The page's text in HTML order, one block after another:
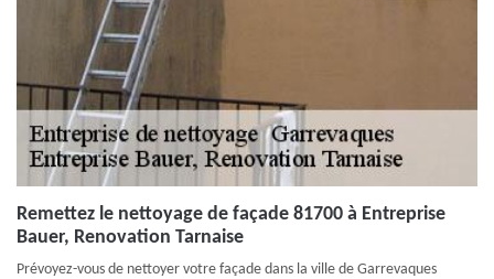
Remettez le nettoyage de façade 81700 à Entreprise
Bauer, Renovation Tarnaise
Prévoyez-vous de nettoyer votre façade dans la ville de Garrevaques